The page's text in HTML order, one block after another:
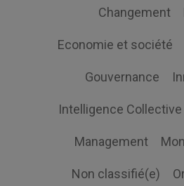
Changement
Economie et société
Gouvernance
Intelligence Collective
Management
Non classifié(e)